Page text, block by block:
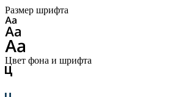
Размер шрифта
Цвет фона и шрифта